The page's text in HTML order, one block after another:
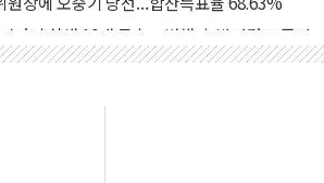
머니 살해 10대 구속…범행 후 반려견도 죽여
·경북 경선서 정청래에 승리…金 48.54% vs
선 결과 발표...김민석 47.37% 정청래 45.71%